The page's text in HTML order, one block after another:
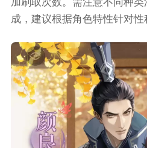
成，建议根据角色特性针对性